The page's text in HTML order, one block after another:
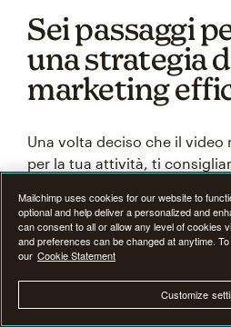
Sei passaggi
una strategia
marketing
Una volta deciso che il video
per la tua attività, ti
assicurarti che i tuoi video
pianificati e mirati a
i seguenti passaggi durante
elemento importante.
Mailchimp uses cookies for our website to
optional and help deliver a personalized and
can consent to all or allow any level of cookies
and preferences can be changed at anytime.
our Cookie Statement
Customize